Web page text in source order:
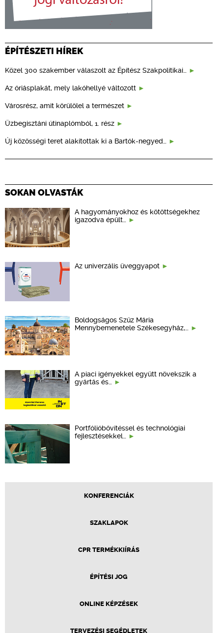
ÉPÍTÉSZETI HÍREK
Közel 300 szakember válaszolt az Építész Szakpolitikai…
Az óriásplakát, mely lakóhellyé változott
Városrész, amit körülölel a természet
Üzbegisztáni útinaplómból, 1. rész
Új közösségi teret alakítottak ki a Bartók-negyed…
SOKAN OLVASTÁK
A hagyományokhoz és kötöttségekhez
igazodva épült…
Az univerzális üveggyapot
Boldogságos Szűz Mária
Mennybemenetele Székesegyház,…
A piaci igényekkel együtt növekszik a
gyártás és…
Portfólióbővítéssel és technológiai
fejlesztésekkel…
KONFERENCIÁK
SZAKLAPOK
CPR TERMÉKKIÍRÁS
ÉPÍTÉSI JOG
ONLINE KÉPZÉSEK
TERVEZÉSI SEGÉDLETEK